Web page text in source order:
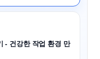
- 건강한 작업 환경 만